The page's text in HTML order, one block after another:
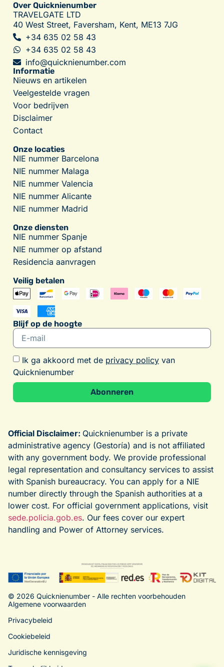
Over Quicknienumber
TRAVELGATE LTD
40 West Street, Faversham, Kent, ME13 7JG
+34 635 02 58 43
+34 635 02 58 43
info@quicknienumber.com
Informatie
Nieuws en artikelen
Veelgestelde vragen
Voor bedrijven
Disclaimer
Contact
Onze locaties
NIE nummer Barcelona
NIE nummer Malaga
NIE nummer Valencia
NIE nummer Alicante
NIE nummer Madrid
Onze diensten
NIE nummer Spanje
NIE nummer op afstand
Residencia aanvragen
Veilig betalen
Blijf op de hoogte
Ik ga akkoord met de privacy policy van
Quicknienumber
Abonneren
Official Disclaimer: Quicknienumber is a private
administrative agency (Gestoría) and is not affiliated
with any government body. We provide professional
legal representation and consultancy services to assist
with Spanish bureaucracy. You can apply for a NIE
number directly through the Spanish authorities at a
lower cost. For official government applications, visit
sede.policia.gob.es. Our fees cover our expert
handling and Power of Attorney services.
© 2026 Quicknienumber - Alle rechten voorbehouden
Algemene voorwaarden
Privacybeleid
Cookiebeleid
Juridische kennisgeving